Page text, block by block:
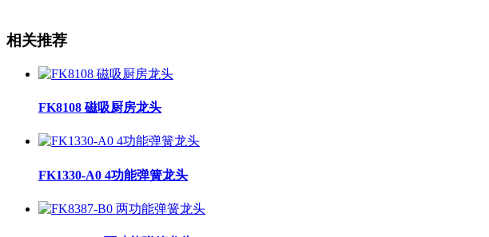
相关推荐
FK8108 磁吸厨房龙头
FK1330-A0 4功能弹簧龙头